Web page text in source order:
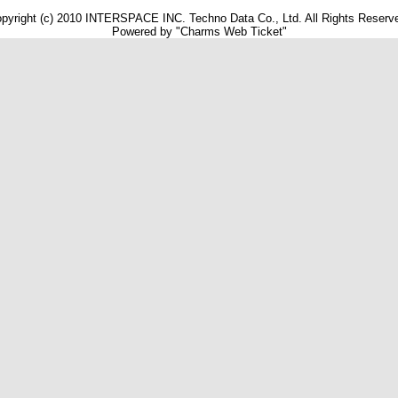
(c) 2010 INTERSPACE INC. Techno Data Co., Ltd. All Rights
Powered by "Charms Web Ticket"